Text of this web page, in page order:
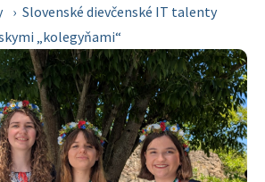
› Slovenské dievčenské IT talenty
„kolegyňami“